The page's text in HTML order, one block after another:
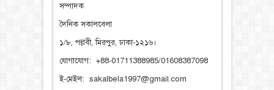
সম্পাদক
দৈনিক সকালবেলা
১/৮, পল্লবী, মিরপুর, ঢাকা-১২১৬।
যোগাযোগ: +88-01711388985/01608387098
ই-মেইল: sakalbela1997@gmail.com